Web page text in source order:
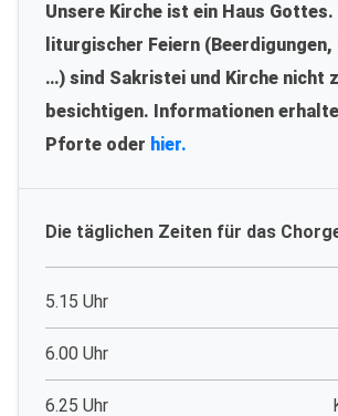
Unsere Kirche ist ein Haus Gottes.
liturgischer Feiern
…) sind Sakristei und Kirche nicht
besichtigen. Informationen
Pforte oder hier.
Die täglichen Zeiten für das
5.15 Uhr
6.00 Uhr
6.25 Uhr